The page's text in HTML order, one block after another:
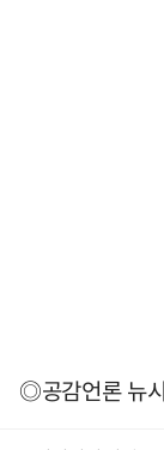
◎공감언론 뉴